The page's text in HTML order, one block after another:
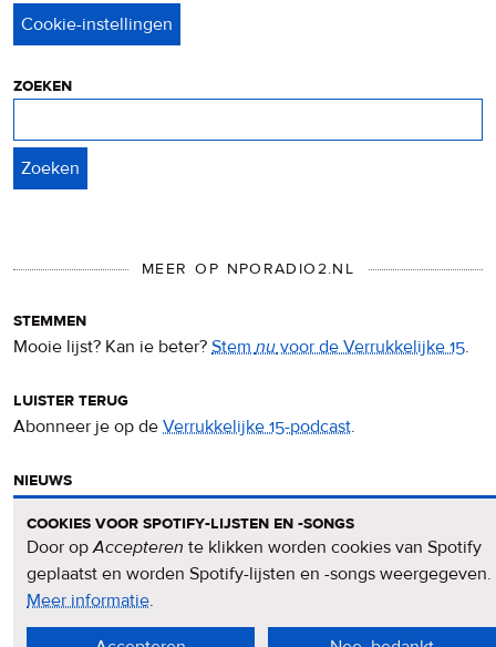
zoeken
MEER OP NPORADIO2.NL
stemmen
Mooie lijst? Kan ie beter? Stemnuvoor de Verrukkelijke 15.
luister terug
Abonneer je op de Verrukkelijke 15-podcast.
nieuws
nieuwsbrief
Meld je aan voor deVerrukkelijke 15-nieuwsbrief.
cookies voor spotify-lijsten en -songs
Door opAccepteren te klikken worden cookies van Spotify
geplaatst en worden Spotify-lijsten en -songs weergegeven.
Meer informatieover
privacy
.